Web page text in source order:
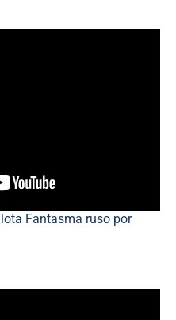
Fantasma ruso por